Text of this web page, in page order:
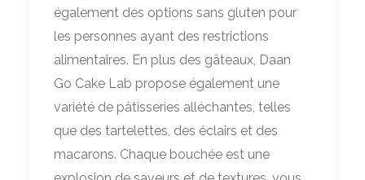
également des options sans gluten pour
les personnes ayant des restrictions
alimentaires. En plus des gâteaux, Daan
Go Cake Lab propose également une
variété de pâtisseries alléchantes, telles
que des tartelettes, des éclairs et des
macarons. Chaque bouchée est une